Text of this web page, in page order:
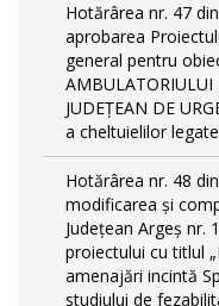
Hotărârea nr. 47
aprobarea
general pentru
AMBULATORIULUI
JUDEȚEAN DE
a cheltuielilor
Hotărârea nr. 48
modificarea și
Județean Argeș nr.
proiectului cu titlul
amenajări incintă
studiului de